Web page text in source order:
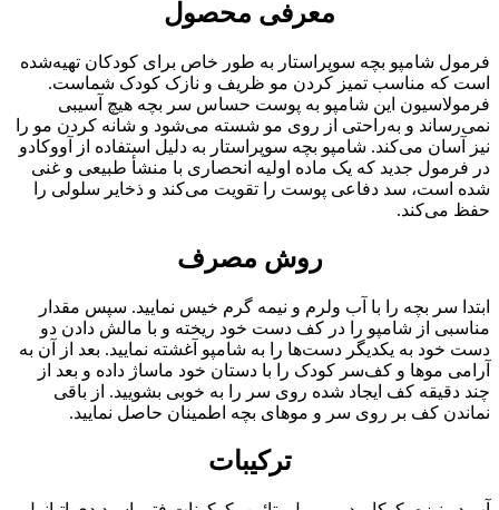
معرفی محصول
فرمول شامپو بچه سوپراستار به طور خاص برای کودکان تهیه‌شده
است که مناسب تمیز کردن مو ظریف و نازک کودک شماست.
فرمولاسیون این شامپو به پوست حساس سر بچه هیچ آسیبی
نمی‌رساند و به‌راحتی از روی مو شسته می‌شود و شانه کردن مو را
نیز آسان می‌کند. شامپو بچه سوپراستار به دلیل استفاده از آووکادو
در فرمول جدید که یک ماده اولیه انحصاری با منشأ طبیعی و غنی
شده است، سد دفاعی پوست را تقویت می‌کند و ذخایر سلولی را
حفظ می‌کند.
روش مصرف
ابتدا سر بچه را با آب ولرم و نیمه گرم خیس نمایید. سپس مقدار
مناسبی از شامپو را در کف دست خود ریخته و با مالش دادن دو
دست خود به یکدیگر دست‌ها را به شامپو آغشته نمایید. بعد از آن به
آرامی موها و کف‌سر کودک را با دستان خود ماساژ داده و بعد از
چند دقیقه کف ایجاد شده روی سر را به خوبی بشویید. از باقی
نماندن کف بر روی سر و موهای بچه اطمینان حاصل نمایید.
ترکیبات